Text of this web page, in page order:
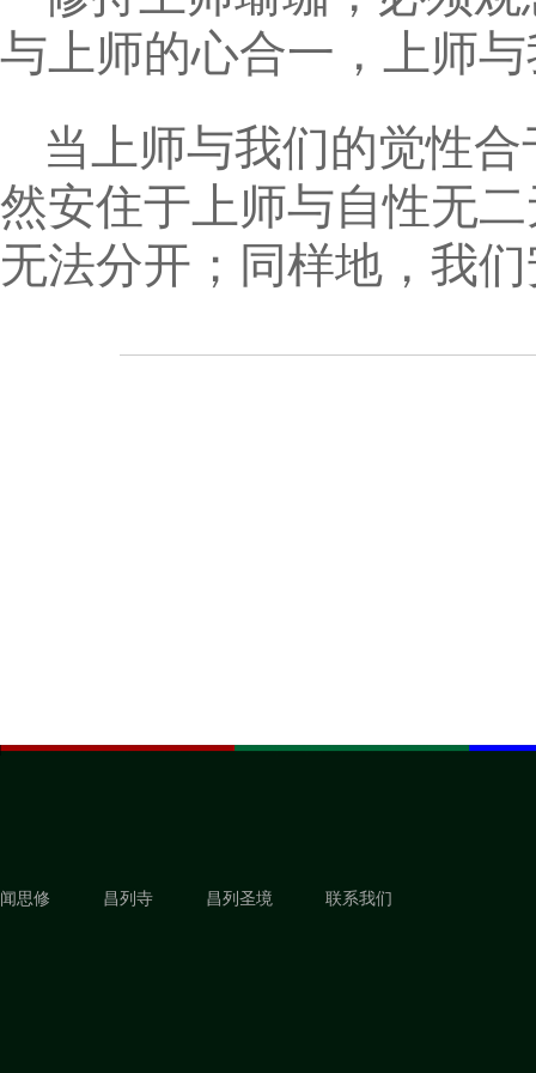
与上师的心合一，上师
当上师与我们的觉性
然安住于上师与自性无
无法分开；同样地，我
闻思修 昌列寺 昌列圣境 联系我们